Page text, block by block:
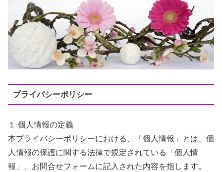
プライバシーポリシー
１ 個人情報の定義
本プライバシーポリシーにおける、「個人情報」とは、個
人情報の保護に関する法律で規定されている「個人情
報」、お問合せフォームに記入された内容を指します。